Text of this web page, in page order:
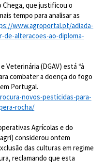
Chega, que justificou o
tempo para analisar as
www.agroportal.pt/adiada-
de-alteracoes-ao-diploma-
Veterinária (DGAV) está “à
combater a doença do fogo
Portugal.
novos-pesticidas-para-
rocha/
Agrícolas e do
considerou ontem
das culturas em regime
reclamando que esta